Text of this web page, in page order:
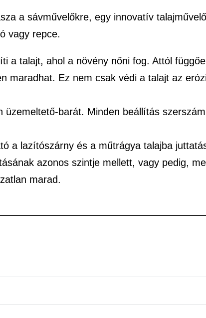
a sávművelőkre, egy innovatív
vagy repce.
a talajt, ahol a növény nőni fog. Attól
maradhat. Ez nem csak védi a talajt az
üzemeltető-barát. Minden beállítás
a lazítószárny és a műtrágya talajba
azonos szintje mellett, vagy pedig,
marad.